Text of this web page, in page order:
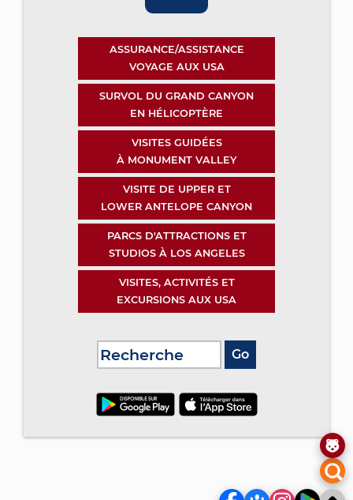
ASSURANCE/ASSISTANCE
VOYAGE AUX USA
SURVOL DU GRAND CANYON
EN HÉLICOPTÈRE
VISITES GUIDÉES
À MONUMENT VALLEY
VISITE DE UPPER ET
LOWER ANTELOPE CANYON
PARCS D'ATTRACTIONS ET
STUDIOS À LOS ANGELES
VISITES, ACTIVITÉS ET
EXCURSIONS AUX USA